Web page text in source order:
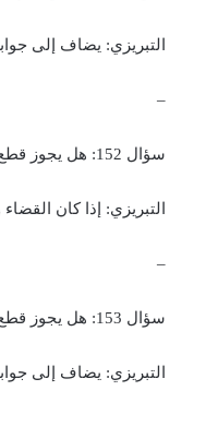
التبريزي: يضاف إلى
–
سؤال 152: هل يجوز قطع صلاة القضاء اختيارا؟
التبريزي: إذا كان
–
سؤال 153: هل يجوز قطع الكلمة اختيارا اذا كانت من الاذكار الواجبة في الصلاة؟
التبريزي: يضاف إلى